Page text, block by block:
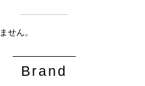
せん。
Brand